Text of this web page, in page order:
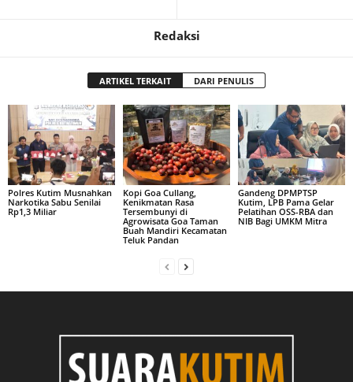
Redaksi
ARTIKEL TERKAIT DARI PENULIS
Polres Kutim Musnahkan
Narkotika Sabu Senilai
Rp1,3 Miliar
Kopi Goa Cullang,
Kenikmatan Rasa
Tersembunyi di
Agrowisata Goa Taman
Buah Mandiri Kecamatan
Teluk Pandan
Gandeng DPMPTSP
Kutim, LPB Pama Gelar
Pelatihan OSS-RBA dan
NIB Bagi UMKM Mitra